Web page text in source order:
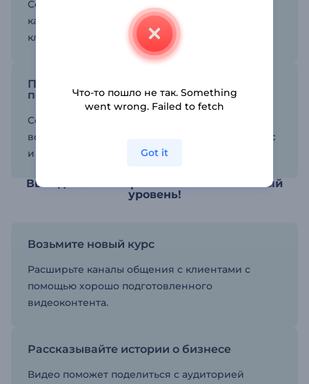
Создайте мощную видеомаркетинговую
кампанию и приготовьтесь встречать новых
клиентов на своей платформе.
Преподнесите ключевые сообщения с
помощью видео
Сообщения лучше передаются и
воспринимаются, когда сочетаются текст, голос
и визуальные элементы.
Выведите свою промокампанию на новый
уровень!
Возьмите новый курс
Расширьте каналы общения с клиентами с
помощью хорошо подготовленного
видеоконтента.
Рассказывайте истории о бизнесе
Видео поможет поделиться с аудиторией
Что-то пошло не так. Something
went wrong. Failed to fetch
Got it